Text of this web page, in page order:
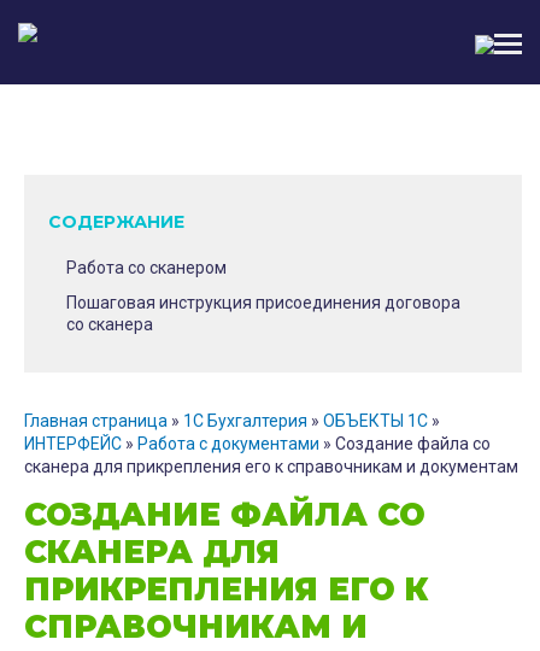
Главная страница » 1С Бухгалтерия » ОБЪЕКТЫ 1С »
ИНТЕРФЕЙС » Работа с документами » Создание файла со
сканера для прикрепления его к справочникам и документам
СОЗДАНИЕ ФАЙЛА СО
СКАНЕРА ДЛЯ
ПРИКРЕПЛЕНИЯ ЕГО К
СПРАВОЧНИКАМ И
СОДЕРЖАНИЕ
Работа со сканером
Пошаговая инструкция присоединения договора
со сканера